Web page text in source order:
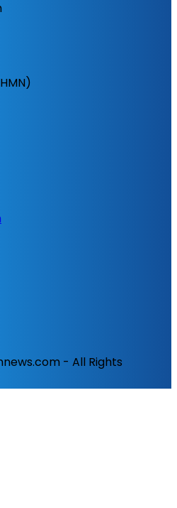
- All Rights